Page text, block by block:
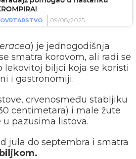
09/08/2025
) je jednogodišnja
smatra korovom, ali radi se
lekovitoj biljci koja se koristi
i gastronomiji.
crvenosmeđu stabljiku
centimetara) i male žute
pazusima listova.
jula do septembra i smatra